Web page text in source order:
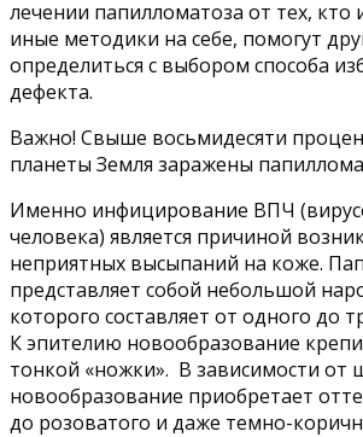
лечении папилломатоза от тех, кто
иные методики на себе, помогут
определиться с выбором способа
дефекта.
Важно! Свыше восьмидесяти
планеты Земля заражены
Именно инфицирование ВПЧ
человека) является причиной
неприятных высыпаний на коже.
представляет собой небольшой
которого составляет от одного до
К эпителию новообразование
тонкой «ножки». В зависимости от
новообразование приобретает
до розоватого и даже темно-